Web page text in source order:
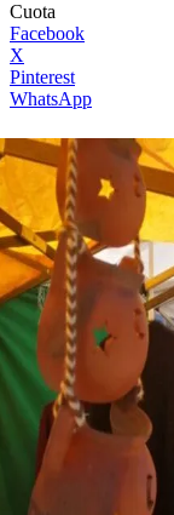
Cuota
Facebook
X
Pinterest
WhatsApp